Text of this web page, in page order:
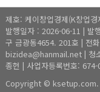
제호: 케이창업경제(K창업
발행일자 : 2026-06-11 | 발
구 금광동4654. 201호 | 전
bizidea@hanmail.net | 청
종헌 | 사업자등록번호:
Copyright ©